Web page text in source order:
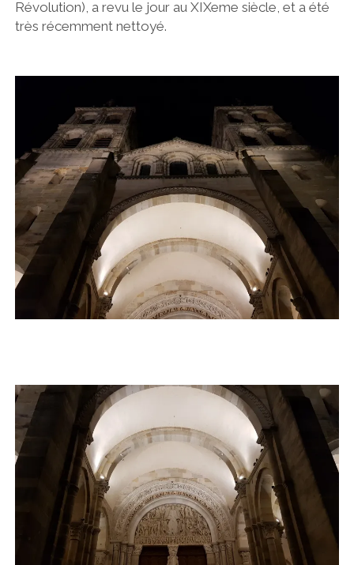
Révolution), a revu le jour au XIXeme siècle, et a été
très récemment nettoyé.